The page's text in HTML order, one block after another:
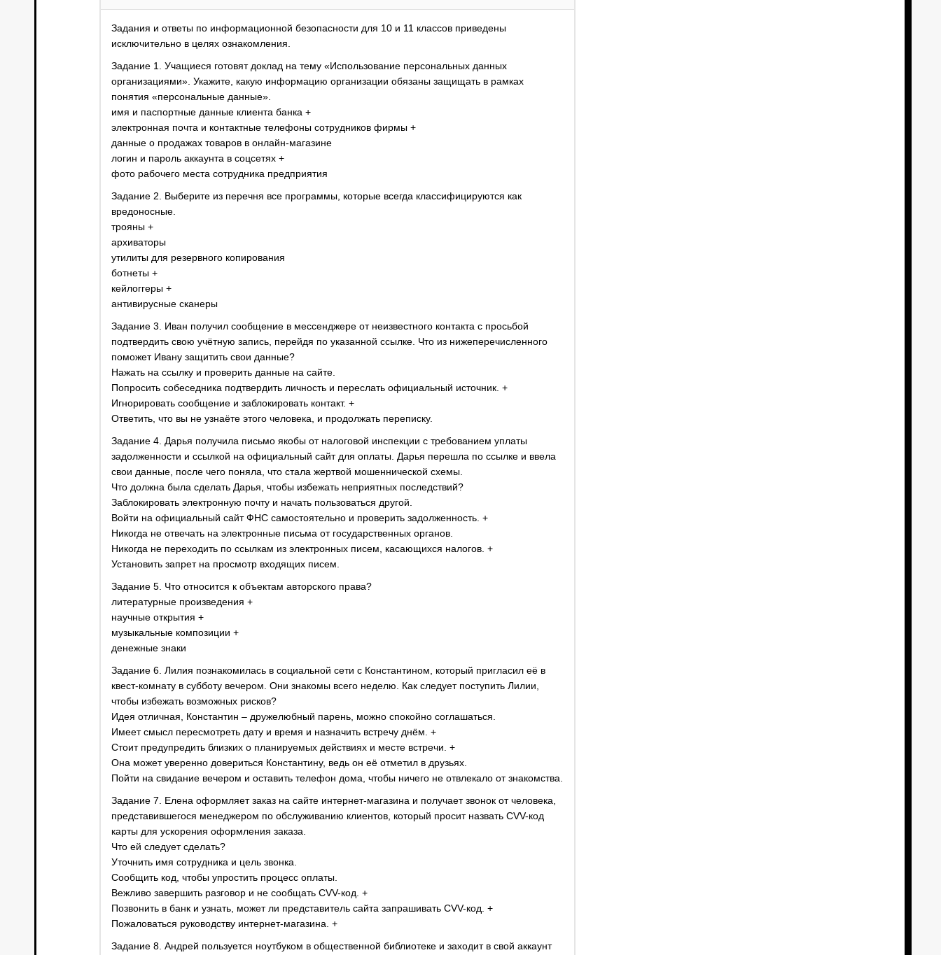
Задания и ответы по информационной безопасности для 10 и 11 классов приведены
исключительно в целях ознакомления.
Задание 1. Учащиеся готовят доклад на тему «Использование персональных данных
организациями». Укажите, какую информацию организации обязаны защищать в рамках
понятия «персональные данные».
имя и паспортные данные клиента банка +
электронная почта и контактные телефоны сотрудников фирмы +
данные о продажах товаров в онлайн-магазине
логин и пароль аккаунта в соцсетях +
фото рабочего места сотрудника предприятия
Задание 2. Выберите из перечня все программы, которые всегда классифицируются как
вредоносные.
трояны +
архиваторы
утилиты для резервного копирования
ботнеты +
кейлоггеры +
антивирусные сканеры
Задание 3. Иван получил сообщение в мессенджере от неизвестного контакта с просьбой
подтвердить свою учётную запись, перейдя по указанной ссылке. Что из нижеперечисленного
поможет Ивану защитить свои данные?
Нажать на ссылку и проверить данные на сайте.
Попросить собеседника подтвердить личность и переслать официальный источник. +
Игнорировать сообщение и заблокировать контакт. +
Ответить, что вы не узнаёте этого человека, и продолжать переписку.
Задание 4. Дарья получила письмо якобы от налоговой инспекции с требованием уплаты
задолженности и ссылкой на официальный сайт для оплаты. Дарья перешла по ссылке и ввела
свои данные, после чего поняла, что стала жертвой мошеннической схемы.
Что должна была сделать Дарья, чтобы избежать неприятных последствий?
Заблокировать электронную почту и начать пользоваться другой.
Войти на официальный сайт ФНС самостоятельно и проверить задолженность. +
Никогда не отвечать на электронные письма от государственных органов.
Никогда не переходить по ссылкам из электронных писем, касающихся налогов. +
Установить запрет на просмотр входящих писем.
Задание 5. Что относится к объектам авторского права?
литературные произведения +
научные открытия +
музыкальные композиции +
денежные знаки
Задание 6. Лилия познакомилась в социальной сети с Константином, который пригласил её в
квест-комнату в субботу вечером. Они знакомы всего неделю. Как следует поступить Лилии,
чтобы избежать возможных рисков?
Идея отличная, Константин – дружелюбный парень, можно спокойно соглашаться.
Имеет смысл пересмотреть дату и время и назначить встречу днём. +
Стоит предупредить близких о планируемых действиях и месте встречи. +
Она может уверенно довериться Константину, ведь он её отметил в друзьях.
Пойти на свидание вечером и оставить телефон дома, чтобы ничего не отвлекало от знакомства.
Задание 7. Елена оформляет заказ на сайте интернет-магазина и получает звонок от человека,
представившегося менеджером по обслуживанию клиентов, который просит назвать CVV-код
карты для ускорения оформления заказа.
Что ей следует сделать?
Уточнить имя сотрудника и цель звонка.
Сообщить код, чтобы упростить процесс оплаты.
Вежливо завершить разговор и не сообщать CVV-код. +
Позвонить в банк и узнать, может ли представитель сайта запрашивать CVV-код. +
Пожаловаться руководству интернет-магазина. +
Задание 8. Андрей пользуется ноутбуком в общественной библиотеке и заходит в свой аккаунт